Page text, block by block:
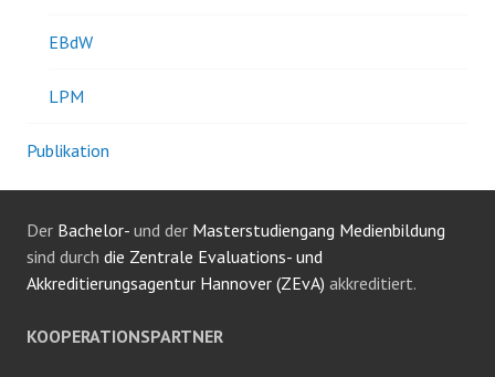
EBdW
LPM
Publikation
Der Bachelor- und der Masterstudiengang Medienbildung
sind durch die Zentrale Evaluations- und
Akkreditierungsagentur Hannover (ZEvA) akkreditiert.
KOOPERATIONSPARTNER